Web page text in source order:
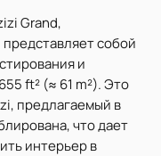
Grand,
собой
и
ft² (≈ 61 m²). Это
предлагаемый в
что дает
интерьер в